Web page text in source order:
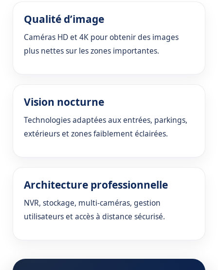
Qualité d’image
Caméras HD et 4K pour obtenir des images
plus nettes sur les zones importantes.
Vision nocturne
Technologies adaptées aux entrées, parkings,
extérieurs et zones faiblement éclairées.
Architecture professionnelle
NVR, stockage, multi-caméras, gestion
utilisateurs et accès à distance sécurisé.